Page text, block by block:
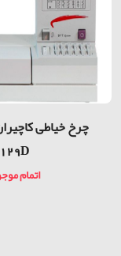
چرخ خیاطی
اتمام